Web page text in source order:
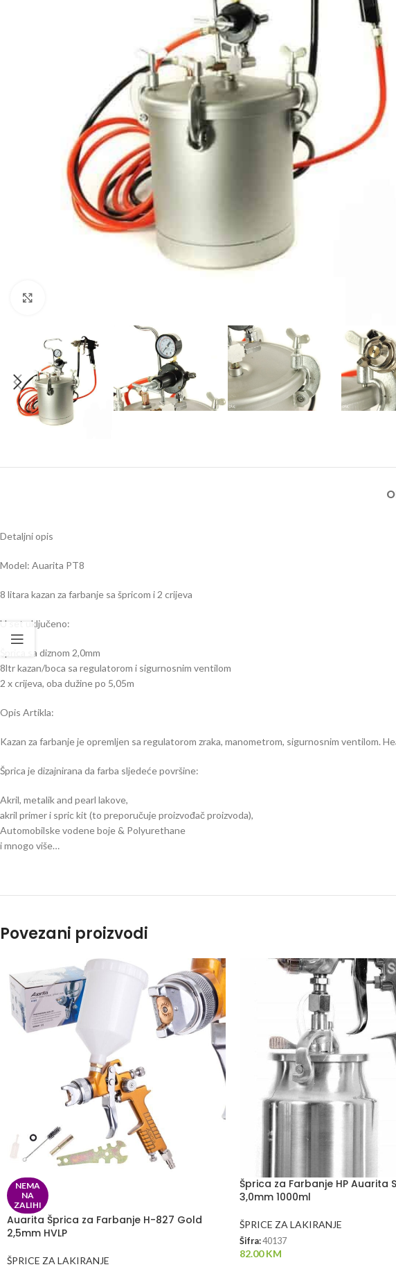
Detaljni opis
Model: Auarita PT8
8 litara kazan za farbanje sa špricom i 2 crijeva
U set uključeno:
Šprica sa diznom 2,0mm
8ltr kazan/boca sa regulatorom i sigurnosnim ventilom
2 x crijeva, oba dužine po 5,05m
Opis Artikla:
Kazan za farbanje je opremljen sa regulatorom zraka, manometrom, sigurnosnim ventilom.
Šprica je dizajnirana da farba sljedeće površine:
Akril, metalik and pearl lakove,
akril primer i spric kit (to preporučuje proizvođač proizvoda),
Automobilske vodene boje & Polyurethane
i mnogo više…
Povezani proizvodi
NEMA
NA
ZALIHI
Auarita Šprica za Farbanje H-827 Gold
2,5mm HVLP
ŠPRICE ZA LAKIRANJE
Šprica za Farbanje HP Auarita
3,0mm 1000ml
ŠPRICE ZA LAKIRANJE
Šifra:40137
82.00KM